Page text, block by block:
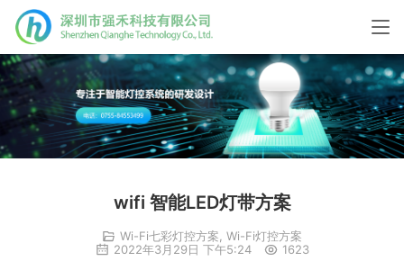
wifi 智能LED灯带方案
Wi-Fi七彩灯控方案 Wi-Fi灯控方案
2022年3月29日 下午5:24
1623